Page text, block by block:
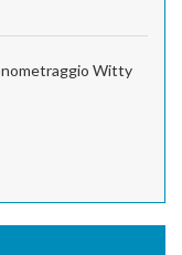
Witty